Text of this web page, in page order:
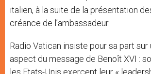
italien, à la suite de la présentation
créance de l’ambassadeur.
Radio Vatican insiste pour sa part sur
aspect du message de Benoît XVI :
les Etats-Unis exercent leur «